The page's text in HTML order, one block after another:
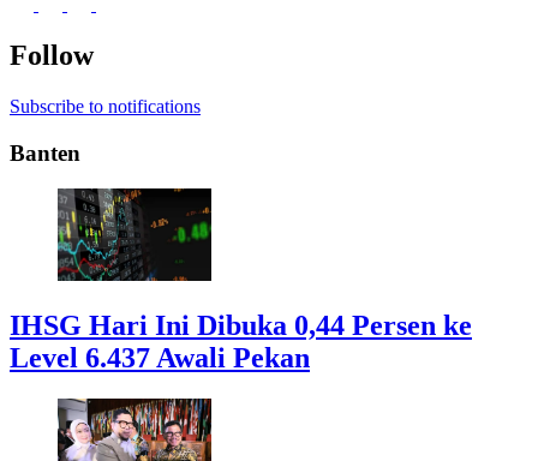
Follow
Subscribe to notifications
Banten
IHSG Hari Ini Dibuka 0,44 Persen ke
Level 6.437 Awali Pekan